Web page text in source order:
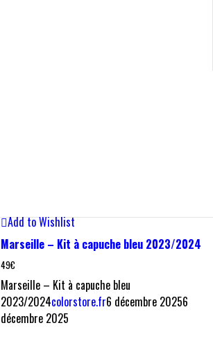
Add to Wishlist
Marseille – Kit à capuche bleu 2023/2024
49€
Marseille – Kit à capuche bleu
2023/2024colorstore.fr6 décembre 20256
décembre 2025